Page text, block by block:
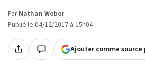
Par Nathan Weber
Publié le 04/12/2017 à 15h04
Ajouter comme source